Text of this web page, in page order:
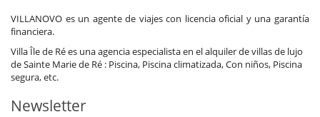
VILLANOVO es un agente de viajes con licencia oficial y una garantía
financiera.
Villa Île de Ré es una agencia especialista en el alquiler de villas de lujo
de Sainte Marie de Ré : Piscina, Piscina climatizada, Con niños, Piscina
segura, etc.
Newsletter